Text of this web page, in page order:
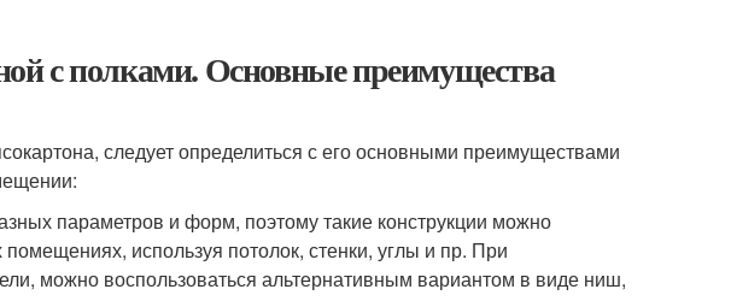
с полками. Основные преимущества
следует определиться с его основными преимуществами
параметров и форм, поэтому такие конструкции можно
используя потолок, стенки, углы и пр. При
можно воспользоваться альтернативным вариантом в виде ниш,